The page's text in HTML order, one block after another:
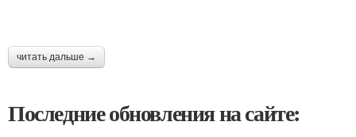
читать дальше →
Последние обновления на сайте: